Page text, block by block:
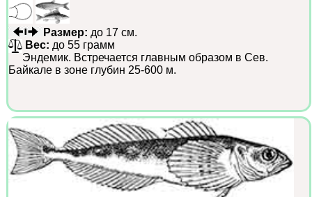
Размер: до 17 см.
Вес: до 55 грамм
Эндемик. Встречается главным образом в Сев.
Байкале в зоне глубин 25-600 м.